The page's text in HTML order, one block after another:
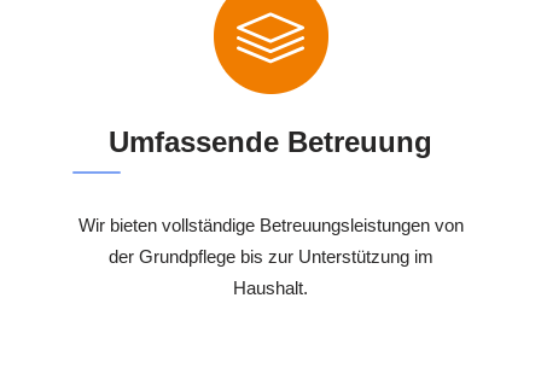
Umfassende Betreuung
Wir bieten vollständige Betreuungsleistungen von
der Grundpflege bis zur Unterstützung im
Haushalt.